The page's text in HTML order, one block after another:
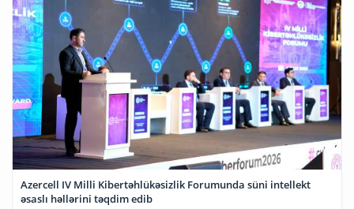
Azercell IV Milli Kibertəhlükəsizlik Forumunda süni intellekt
əsaslı həllərini təqdim edib